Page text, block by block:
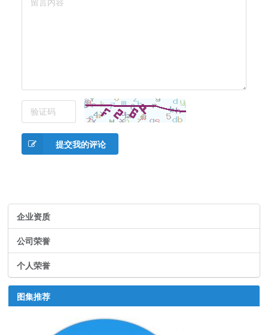
提交我的评论
企业资质
公司荣誉
个人荣誉
图集推荐